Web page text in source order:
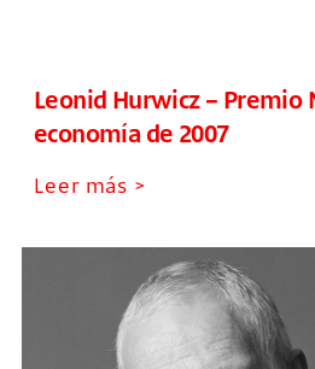
Leonid Hurwicz – Premio
economía de 2007
Leer más >